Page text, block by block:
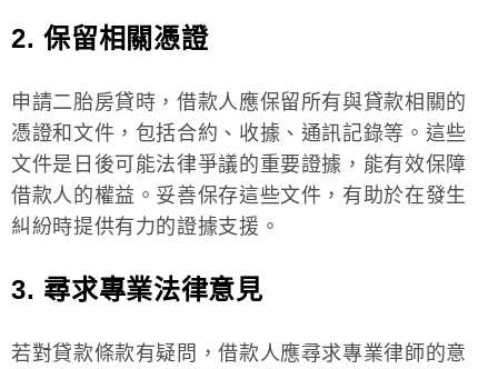
2. 保留相關憑證
申請二胎房貸時，借款人應保留所有與貸款相關的
憑證和文件，包括合約、收據、通訊記錄等。這些
文件是日後可能法律爭議的重要證據，能有效保障
借款人的權益。妥善保存這些文件，有助於在發生
糾紛時提供有力的證據支援。
3. 尋求專業法律意見
若對貸款條款有疑問，借款人應尋求專業律師的意